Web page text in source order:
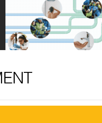
AUCer - Vila de Puigcerdà